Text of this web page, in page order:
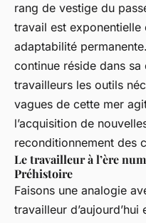
rang de vestige du
travail est exponentielle
adaptabilité
continue réside dans
travailleurs les outils
vagues de cette mer
l’acquisition de
reconditionnement des
Le travailleur à l’ère
Préhistoire
Faisons une analogie
travailleur d’aujourd’hui